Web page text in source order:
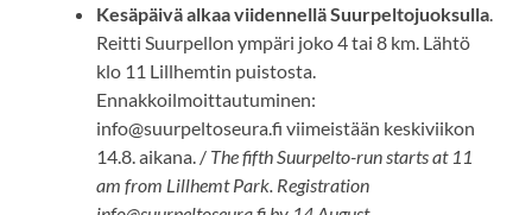
Kesäpäivä alkaa viidennellä Suurpeltojuoksulla
Reitti Suurpellon ympäri joko 4 tai 8 km. Lähtö
klo 11 Lillhemtin puistosta.
Ennakkoilmoittautuminen:
info@suurpeltoseura.fi viimeistään keskiviikon
14.8. aikana. / The fifth Suurpelto-run starts at 11
am from Lillhemt Park. Registration